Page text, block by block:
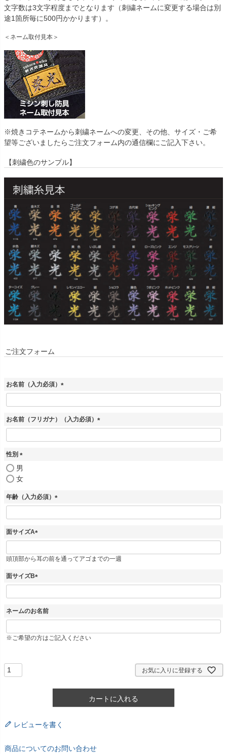
文字数は3文字程度までとなります（刺繍ネームに変更する場合は別
途1箇所毎に500円かかります）。
＜ネーム取付見本＞
※焼きコテネームから刺繍ネームへの変更、その他、サイズ・ご希
望等ございましたらご注文フォーム内の通信欄にご記入下さい。
【刺繍色のサンプル】
ご注文フォーム
お名前（入力必須）
(
お名前（フリガナ）（入力必須）
(
性別
(
須
男
女
年齢（入力必須）
(
面サイズA
(
須
頭頂部から耳の前を通ってアゴまでの一週
面サイズB
(
)
ネームのお名前
※ご希望の方はご記入ください
お気に入りに登録する
カートに入れる
レビューを書く
商品についてのお問い合わせ